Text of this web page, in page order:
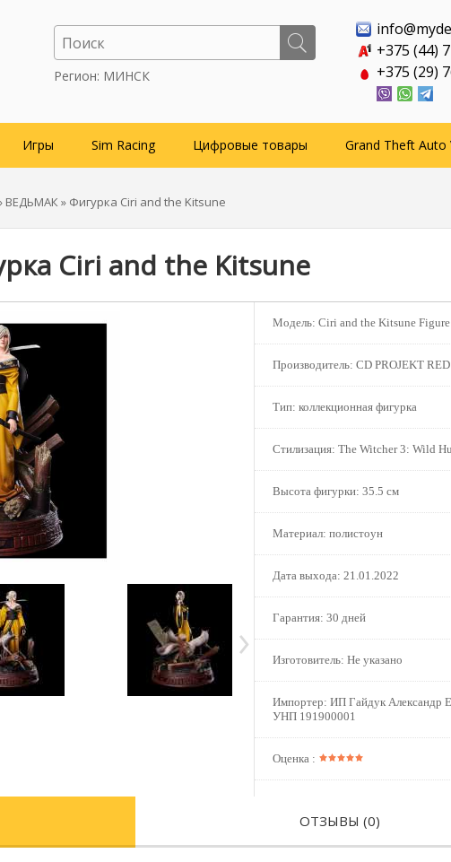
Регион: МИНСК
+375 (44)
+375 (29)
Игры Sim Racing Цифровые товары Grand Theft Auto
ВЕДЬМАК » Фигурка Ciri and the Kitsune
Ciri and the Kitsune
Модель: Ciri and the Kitsune Figure
Производитель: CD PROJEKT RED
Тип: коллекционная фигурка
Стилизация: The Witcher 3: Wild
Высота фигурки: 35.5 см
Материал: полистоун
Дата выхода: 21.01.2022
Гарантия: 30 дней
Изготовитель: Не указано
Импортер: ИП Гайдук Александр
УНП 191900001
Оценка :
ОТЗЫВЫ (0)